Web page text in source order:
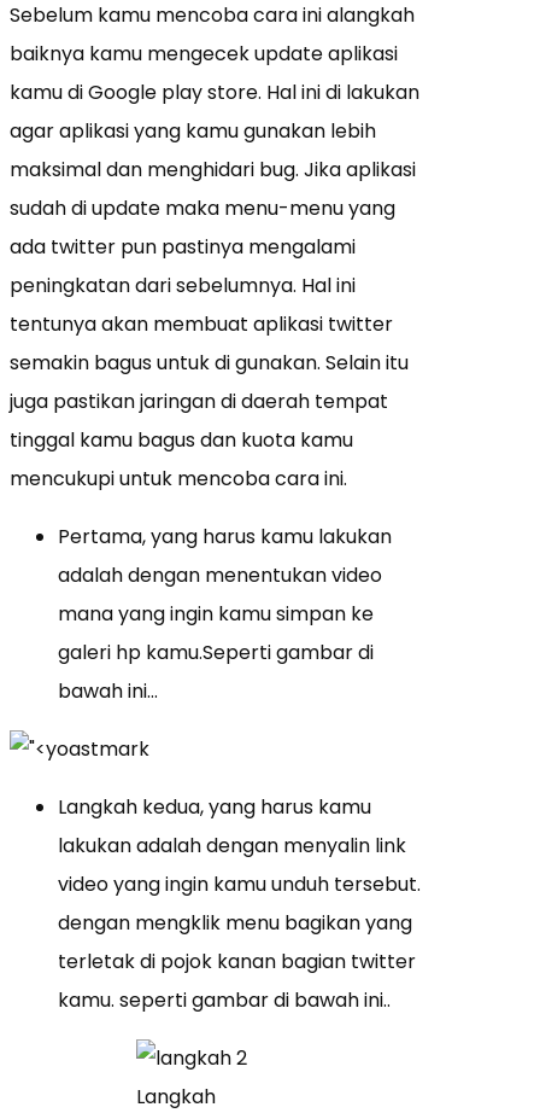
Sebelum kamu mencoba cara ini alangkah
baiknya kamu mengecek update aplikasi
kamu di Google play store. Hal ini di lakukan
agar aplikasi yang kamu gunakan lebih
maksimal dan menghidari bug. Jika aplikasi
sudah di update maka menu-menu yang
ada twitter pun pastinya mengalami
peningkatan dari sebelumnya. Hal ini
tentunya akan membuat aplikasi twitter
semakin bagus untuk di gunakan. Selain itu
juga pastikan jaringan di daerah tempat
tinggal kamu bagus dan kuota kamu
mencukupi untuk mencoba cara ini.
Pertama, yang harus kamu lakukan
adalah dengan menentukan video
mana yang ingin kamu simpan ke
galeri hp kamu.Seperti gambar di
bawah ini…
Langkah kedua, yang harus kamu
lakukan adalah dengan menyalin link
video yang ingin kamu unduh tersebut.
dengan mengklik menu bagikan yang
terletak di pojok kanan bagian twitter
kamu. seperti gambar di bawah ini..
Langkah